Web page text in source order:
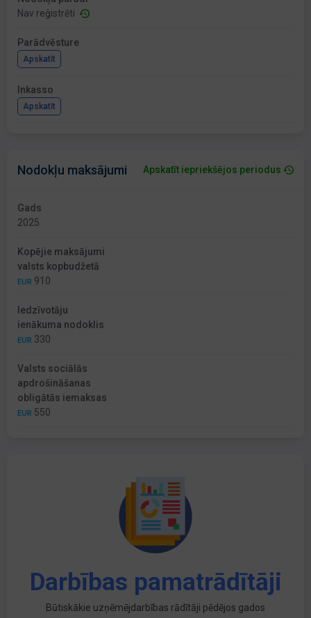
Nav reģistrēti
Parādvēsture
Apskatīt
Inkasso
Apskatīt
Nodokļu maksājumi Apskatīt iepriekšējos periodus
Gads
2025
Kopējie maksājumi
valsts kopbudžetā
EUR 910
Iedzīvotāju
ienākuma nodoklis
EUR 330
Valsts sociālās
apdrošināšanas
obligātās iemaksas
EUR 550
Darbības pamatrādītāji
Būtiskākie uzņēmējdarbības rādītāji pēdējos gados